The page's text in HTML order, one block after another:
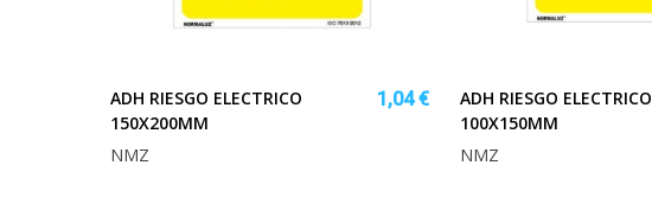
ADH RIESGO ELECTRICO
150X200MM
1,04 €
NMZ
ADH RIESGO ELECTRICO
100X150MM
NMZ